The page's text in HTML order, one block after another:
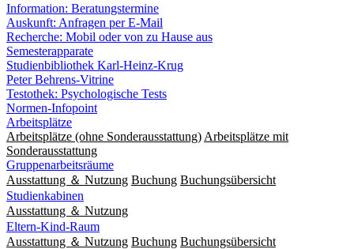
Information: Beratungstermine
Auskunft: Anfragen per E-Mail
Recherche: Mobil oder von zu Hause aus
Semesterapparate
Studienbibliothek Karl-Heinz-Krug
Peter Behrens-Vitrine
Testothek: Psychologische Tests
Normen-Infopoint
Arbeitsplätze
Arbeitsplätze (ohne Sonderausstattung) Arbeitsplätze mit
Sonderausstattung
Gruppenarbeitsräume
Ausstattung ＆ Nutzung Buchung Buchungsübersicht
Studienkabinen
Ausstattung ＆ Nutzung
Eltern-Kind-Raum
Ausstattung ＆ Nutzung Buchung Buchungsübersicht